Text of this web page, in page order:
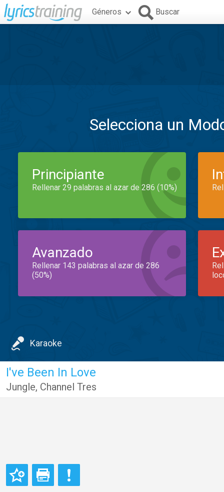
Géneros Buscar
Selecciona un
Principiante
Rellenar 29 palabras al azar de 286 (10%)
Avanzado
Rellenar 143 palabras al azar de 286
(50%)
Karaoke
I've Been In Love
Jungle, Channel Tres